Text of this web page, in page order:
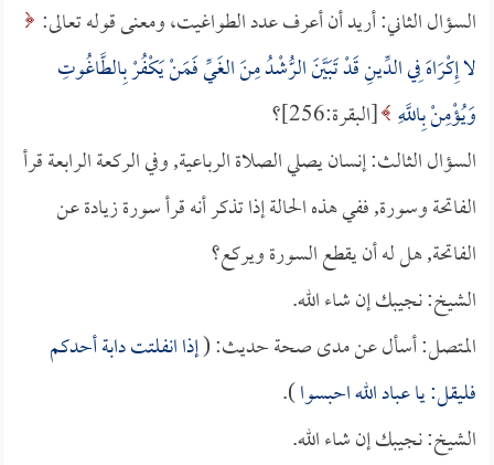
السؤال الثاني: أريد أن أعرف عدد الطواغيت، ومعنى قوله تعالى:
لا إِكْرَاهَ فِي الدِّينِ قَدْ تَبَيَّنَ الرُّشْدُ مِنَ الغَيِّ فَمَنْ يَكْفُرْ بِالطَّاغُوتِ
وَيُؤْمِنْ بِاللَّهِ [البقرة:256]؟
السؤال الثالث: إنسان يصلي الصلاة الرباعية, وفي الركعة الرابعة قرأ
الفاتحة وسورة, ففي هذه الحالة إذا تذكر أنه قرأ سورة زيادة عن
الفاتحة, هل له أن يقطع السورة ويركع؟
الشيخ: نجيبك إن شاء الله.
المتصل: أسأل عن مدى صحة حديث: (إذا انفلتت دابة أحدكم
فليقل: يا عباد الله احبسوا).
الشيخ: نجيبك إن شاء الله.